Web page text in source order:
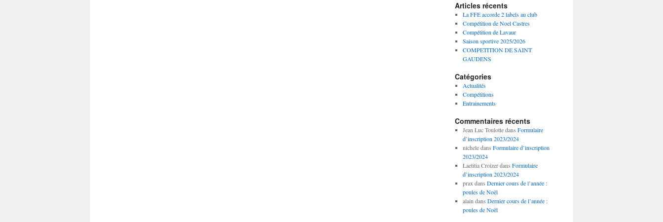
Articles récents
La FFE accorde 2 labels au club
Compétition de Noel Castres
Compétition de Lavaur
Saison sportive 2025/2026
COMPETITION DE SAINT
GAUDENS
Catégories
Actualités
Compétitions
Entrainements
Commentaires récents
Jean Luc Toulottedans Formulaire
d’inscription 2023/2024
nicheledans Formulaire d’inscription
2023/2024
Laetitia Croizerdans Formulaire
d’inscription 2023/2024
praxdans Dernier cours de l’année :
poules de Noël
alaindans Dernier cours de l’année :
poules de Noël